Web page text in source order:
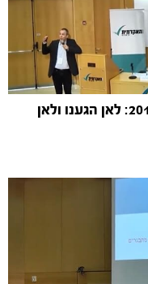
מחקר בהתנהגות אובדנית מודל 2017: לאן הגענו ולאן